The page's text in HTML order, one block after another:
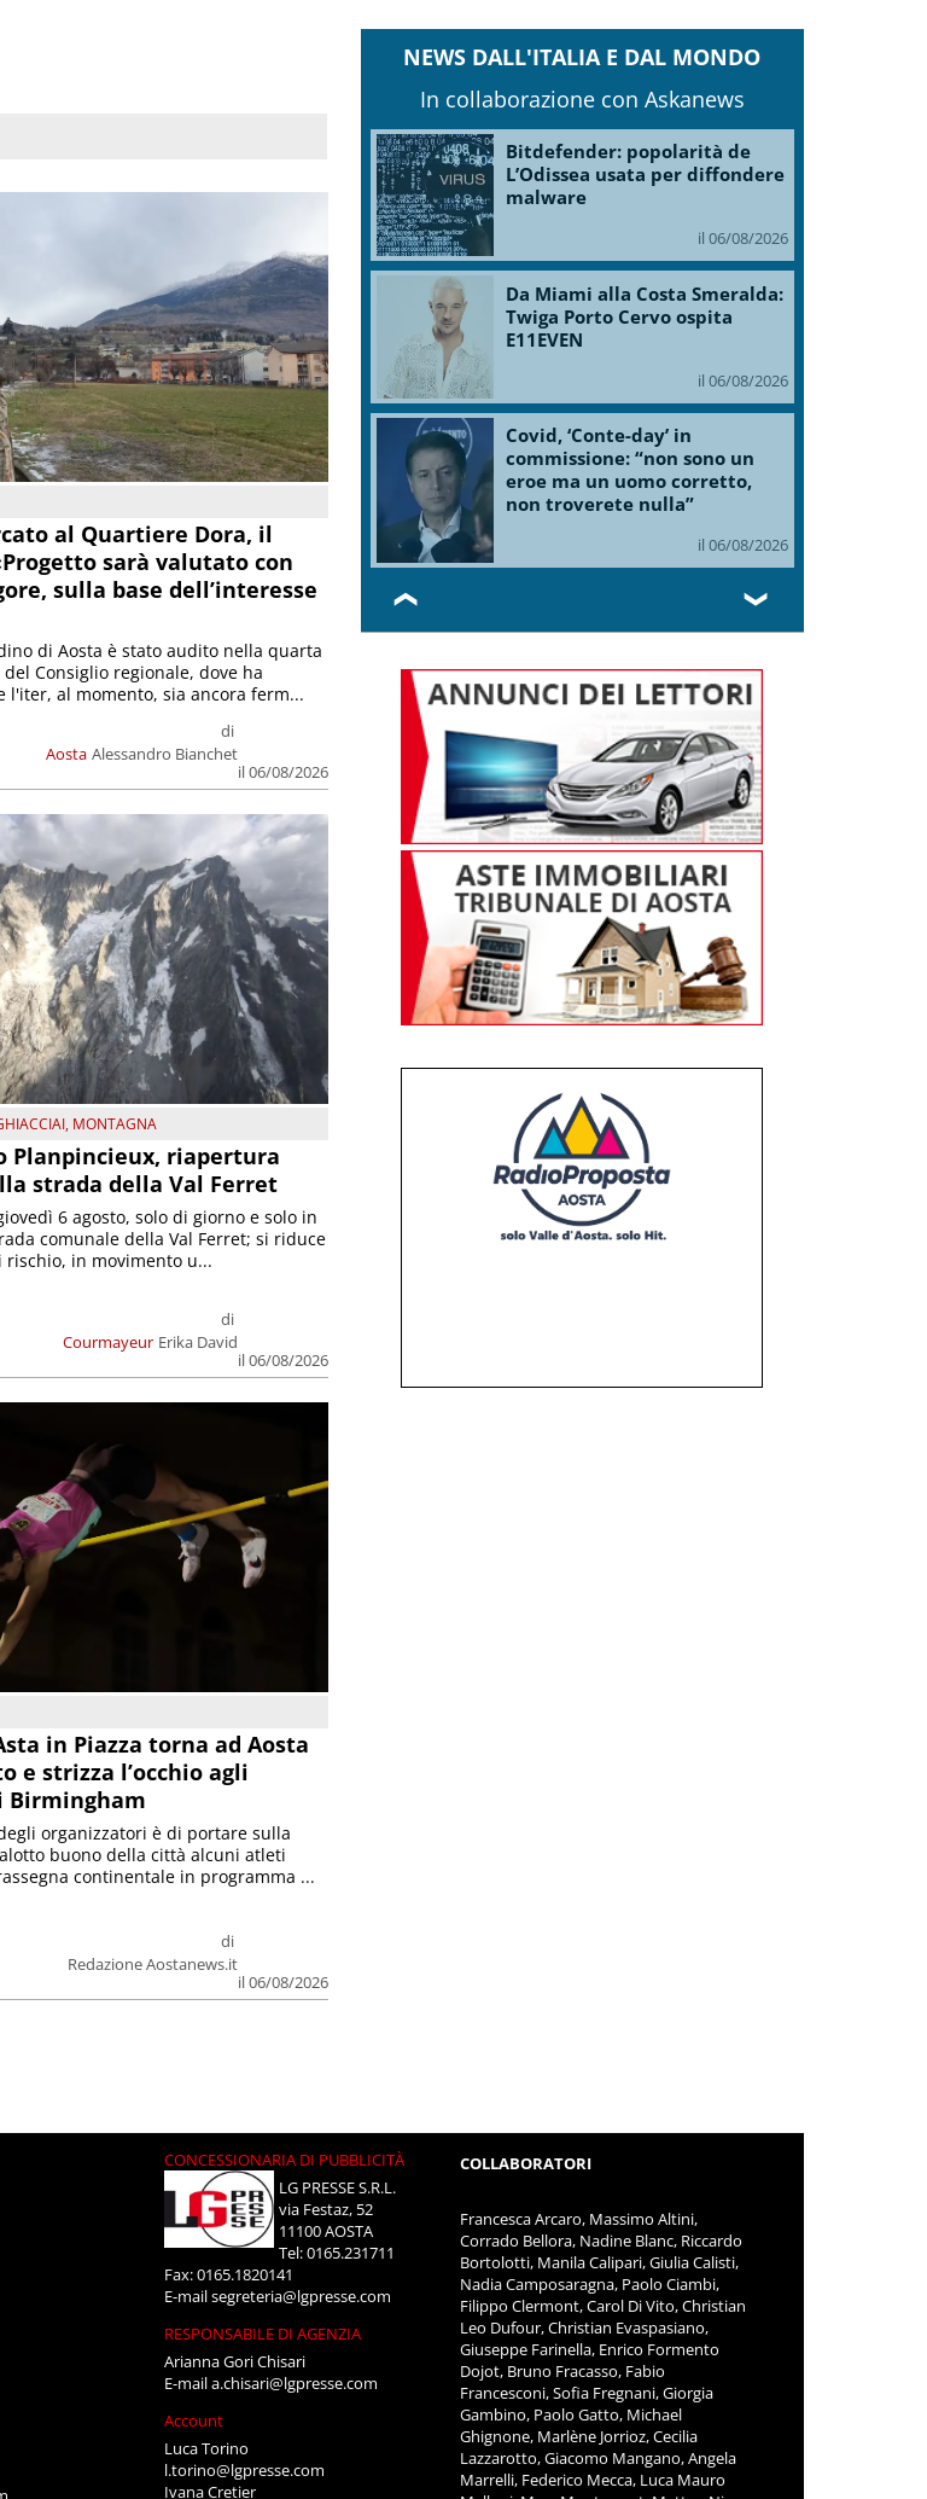
al Quartiere Dora, il
sarà valutato con
sulla base dell’interesse
Aosta
di
Alessandro Bianchet
il 06/08/2026
di Aosta è stato audito nella quarta
Consiglio regionale, dove ha
l'iter, al momento, sia ancora ferm...
, MONTAGNA
Planpincieux, riapertura
strada della Val Ferret
Courmayeur
di
Erika David
il 06/08/2026
6 agosto, solo di giorno e solo in
comunale della Val Ferret; si riduce
rischio, in movimento u...
in Piazza torna ad Aosta
e strizza l’occhio agli
Birmingham
di
Redazione Aostanews.it
il 06/08/2026
organizzatori è di portare sulla
buono della città alcuni atleti
continentale in programma ...
NEWS DALL'ITALIA E DAL MONDO
In collaborazione con Askanews
Bitdefender: popolarità de
L’Odissea usata per diffondere
malware
il 06/08/2026
Da Miami alla Costa Smeralda:
Twiga Porto Cervo ospita
E11EVEN
il 06/08/2026
Covid, ‘Conte-day’ in
commissione: “non sono un
eroe ma un uomo corretto,
non troverete nulla”
il 06/08/2026
❮ ❯
CONCESSIONARIA DI PUBBLICITÀ
LG PRESSE S.R.L.
via Festaz, 52
11100 AOSTA
Tel: 0165.231711
Fax: 0165.1820141
E-mailsegreteria@lgpresse.com
RESPONSABILE DI AGENZIA
Arianna Gori Chisari
E-maila.chisari@lgpresse.com
Account
Luca Torino
l.torino@lgpresse.com
Ivana Cretier
COLLABORATORI
Francesca Arcaro, Massimo Altini,
Corrado Bellora, Nadine Blanc, Riccardo
Bortolotti, Manila Calipari, Giulia Calisti,
Nadia Camposaragna, Paolo Ciambi,
Filippo Clermont, Carol Di Vito, Christian
Leo Dufour, Christian Evaspasiano,
Giuseppe Farinella, Enrico Formento
Dojot, Bruno Fracasso, Fabio
Francesconi, Sofia Fregnani, Giorgia
Gambino, Paolo Gatto, Michael
Ghignone, Marlène Jorrioz, Cecilia
Lazzarotto, Giacomo Mangano, Angela
Marrelli, Federico Mecca, Luca Mauro